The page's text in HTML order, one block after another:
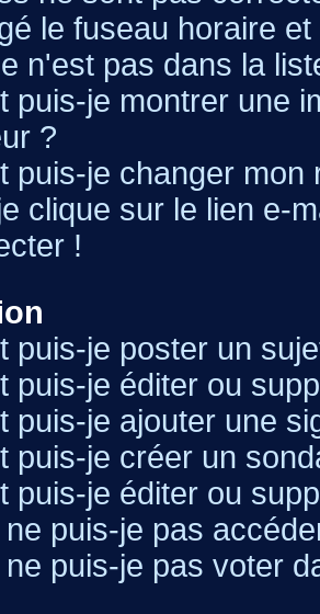
le fuseau horaire
n'est pas dans la
puis-je montrer une
?
puis-je changer mon
clique sur le lien e-
!
puis-je poster un
puis-je éditer ou
puis-je ajouter une
puis-je créer un
puis-je éditer ou
puis-je pas
puis-je pas voter